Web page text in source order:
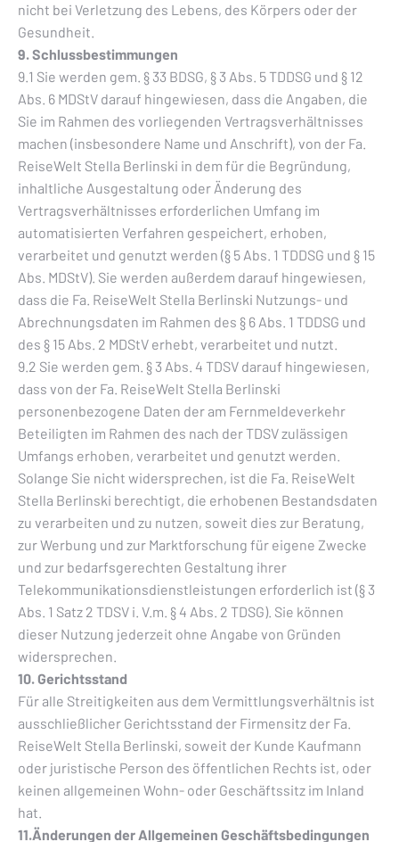
nicht bei Verletzung des Lebens, des Körpers oder der
Gesundheit.
9. Schlussbestimmungen
9.1 Sie werden gem. § 33 BDSG, § 3 Abs. 5 TDDSG und § 12
Abs. 6 MDStV darauf hingewiesen, dass die Angaben, die
Sie im Rahmen des vorliegenden Vertragsverhältnisses
machen (insbesondere Name und Anschrift), von der Fa.
ReiseWelt Stella Berlinski in dem für die Begründung,
inhaltliche Ausgestaltung oder Änderung des
Vertragsverhältnisses erforderlichen Umfang im
automatisierten Verfahren gespeichert, erhoben,
verarbeitet und genutzt werden (§ 5 Abs. 1 TDDSG und § 15
Abs. MDStV). Sie werden außerdem darauf hingewiesen,
dass die Fa. ReiseWelt Stella Berlinski Nutzungs- und
Abrechnungsdaten im Rahmen des § 6 Abs. 1 TDDSG und
des § 15 Abs. 2 MDStV erhebt, verarbeitet und nutzt.
9.2 Sie werden gem. § 3 Abs. 4 TDSV darauf hingewiesen,
dass von der Fa. ReiseWelt Stella Berlinski
personenbezogene Daten der am Fernmeldeverkehr
Beteiligten im Rahmen des nach der TDSV zulässigen
Umfangs erhoben, verarbeitet und genutzt werden.
Solange Sie nicht widersprechen, ist die Fa. ReiseWelt
Stella Berlinski berechtigt, die erhobenen Bestandsdaten
zu verarbeiten und zu nutzen, soweit dies zur Beratung,
zur Werbung und zur Marktforschung für eigene Zwecke
und zur bedarfsgerechten Gestaltung ihrer
Telekommunikationsdienstleistungen erforderlich ist (§ 3
Abs. 1 Satz 2 TDSV i. V.m. § 4 Abs. 2 TDSG). Sie können
dieser Nutzung jederzeit ohne Angabe von Gründen
widersprechen.
10. Gerichtsstand
Für alle Streitigkeiten aus dem Vermittlungsverhältnis ist
ausschließlicher Gerichtsstand der Firmensitz der Fa.
ReiseWelt Stella Berlinski, soweit der Kunde Kaufmann
oder juristische Person des öffentlichen Rechts ist, oder
keinen allgemeinen Wohn- oder Geschäftssitz im Inland
hat.
11.Änderungen der Allgemeinen Geschäftsbedingungen